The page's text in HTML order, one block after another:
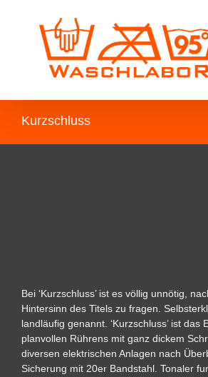
Kurzschluss
Bei ‘Kurzschluss’ ist es völlig unnötig,
Hintersinn des Titels zu fragen.
landläufig genannt. ‘Kurzschluss’ ist das
planvollen Rührens mit ganz dickem
diversen elektrischen Anlagen nach
Sicherung mit 20er Bandstahl. Tonaler